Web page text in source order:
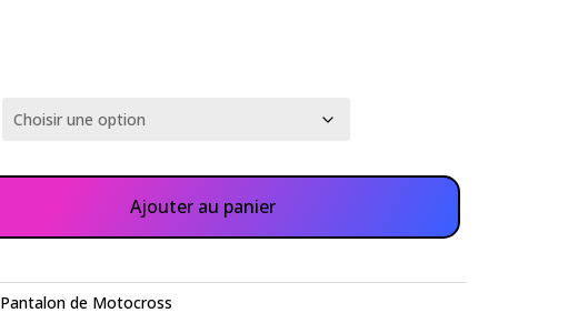
Ajouter au panier
Pantalon de Motocross